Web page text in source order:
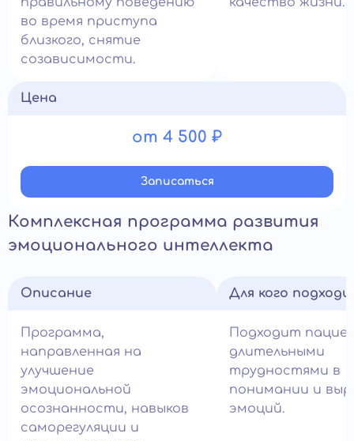
во время приступа
близкого, снятие
созависимости.
Цена
от 4 500 ₽
Записатьcя
Комплексная программа развития
эмоционального интеллекта
Описание
Программа,
направленная на
улучшение
эмоциональной
осознанности, навыков
саморегуляции и
Для кого
Подходит
длительными
трудностями в
понимании и
эмоций.